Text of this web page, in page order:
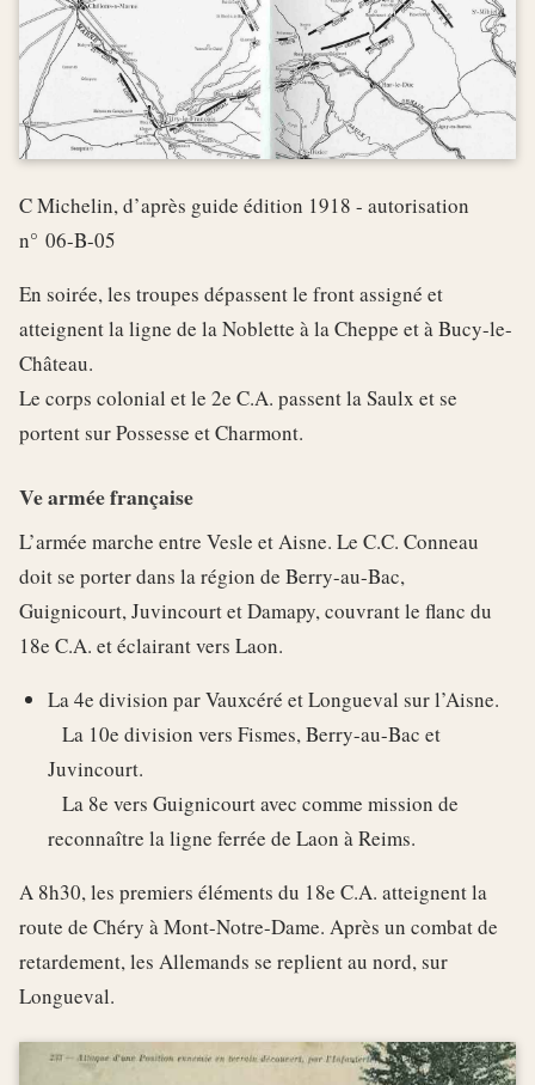
C Michelin, d’après guide édition 1918 - autorisation
n° 06-B-05
En soirée, les troupes dépassent le front assigné et
atteignent la ligne de la Noblette à la Cheppe et à Bucy-le-
Château.
Le corps colonial et le 2e C.A. passent la Saulx et se
portent sur Possesse et Charmont.
Ve armée française
L’armée marche entre Vesle et Aisne. Le C.C. Conneau
doit se porter dans la région de Berry-au-Bac,
Guignicourt, Juvincourt et Damapy, couvrant le flanc du
18e C.A. et éclairant vers Laon.
La 4e division par Vauxcéré et Longueval sur l’Aisne.
La 10e division vers Fismes, Berry-au-Bac et
Juvincourt.
La 8e vers Guignicourt avec comme mission de
reconnaître la ligne ferrée de Laon à Reims.
A 8h30, les premiers éléments du 18e C.A. atteignent la
route de Chéry à Mont-Notre-Dame. Après un combat de
retardement, les Allemands se replient au nord, sur
Longueval.